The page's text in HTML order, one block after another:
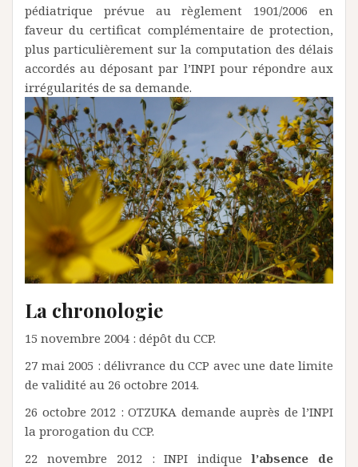
pédiatrique prévue au règlement 1901/2006 en
faveur du certificat complémentaire de protection,
plus particulièrement sur la computation des délais
accordés au déposant par l’INPI pour répondre aux
irrégularités de sa demande.
La chronologie
15 novembre 2004 : dépôt du CCP.
27 mai 2005 : délivrance du CCP avec une date limite
de validité au 26 octobre 2014.
26 octobre 2012 : OTZUKA demande auprès de l’INPI
la prorogation du CCP.
22 novembre 2012 : INPI indiquel’absence de